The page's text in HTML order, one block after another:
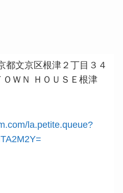
都文京区根津２丁目３４
ＷＮ ＨＯＵＳＥ根津
la.petite.queue?